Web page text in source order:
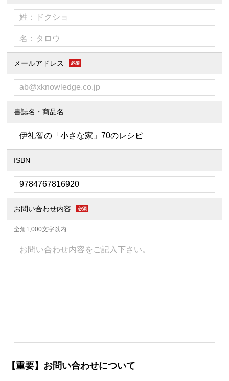
メールアドレス
書誌名・商品名
ISBN
お問い合わせ内容
全角1,000文字以内
【重要】お問い合わせについて